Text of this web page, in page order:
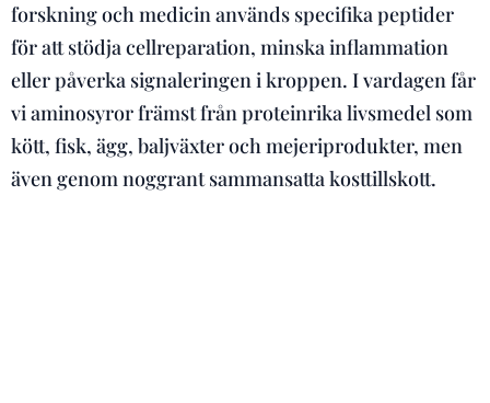
forskning och medicin används specifika peptider
för att stödja cellreparation, minska inflammation
eller påverka signaleringen i kroppen. I vardagen får
vi aminosyror främst från proteinrika livsmedel som
kött, fisk, ägg, baljväxter och mejeriprodukter, men
även genom noggrant sammansatta kosttillskott.